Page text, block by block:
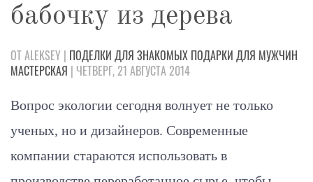
бабочку из дерева
ОТ ALEKSEY | ПОДЕЛКИ ДЛЯ ЗНАКОМЫХ ПОДАРКИ ДЛЯ МУЖЧИН
МАСТЕРСКАЯ | ЧЕТВЕРГ, 21 АВГУСТА 2014
Вопрос экологии сегодня волнует не только
ученых, но и дизайнеров. Современные
компании стараются использовать в